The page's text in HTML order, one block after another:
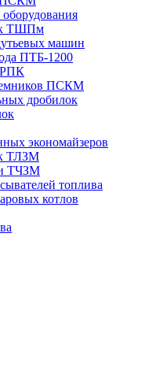
оборудования
ТШПм
машин
ПТБ-1200
РПК
ПСКМ
дробилок
экономайзеров
ТЛЗМ
ТЧЗМ
топлива
котлов